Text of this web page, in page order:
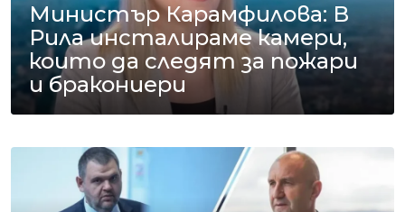
Министър Карамфилова: В
Рила инсталираме камери,
които да следят за пожари
и бракониери